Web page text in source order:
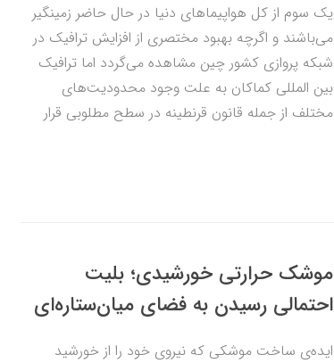
یک سوم از کل هواپیماهای دنیا در حال حاضر زمینگیر
می‌باشند و اگرچه بهبود مختصری از افزایش ترافیک در
شبکه پروازی کشور چین مشاهده می‌گردد اما ترافیک
بین المللی کماکان به ‌علت وجود محدودیت‌های
مختلف از جمله قانون قرنطینه در سطح مطلوبی قرار
موشک حرارتی خورشیدی؛ بلیت
احتمالی رسیدن به فضای میان‌ستاره‌ای
ایده‌ی ساخت موشکی که نیروی خود را از خورشید